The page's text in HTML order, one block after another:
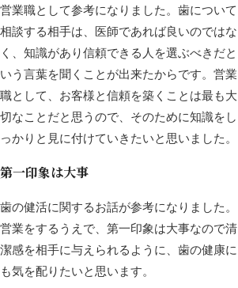
営業職として参考になりました。歯について
相談する相手は、医師であれば良いのではな
く、知識があり信頼できる人を選ぶべきだと
いう言葉を聞くことが出来たからです。営業
職として、お客様と信頼を築くことは最も大
切なことだと思うので、そのために知識をし
っかりと見に付けていきたいと思いました。
第一印象は大事
歯の健活に関するお話が参考になりました。
営業をするうえで、第一印象は大事なので清
潔感を相手に与えられるように、歯の健康に
も気を配りたいと思います。